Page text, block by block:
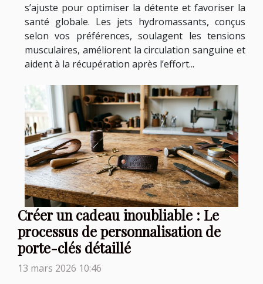
s’ajuste pour optimiser la détente et favoriser la
santé globale. Les jets hydromassants, conçus
selon vos préférences, soulagent les tensions
musculaires, améliorent la circulation sanguine et
aident à la récupération après l’effort...
Créer un cadeau inoubliable : Le
processus de personnalisation de
porte-clés détaillé
13 mars 2026 10:46